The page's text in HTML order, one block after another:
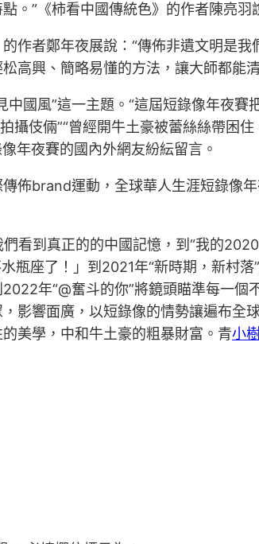
。”《柿看中國傳統色》的作者陳亮羽
作者鄭年夜展說：“傳佈非遺文明是
高興、簡略易懂的方法，讓大師都能
國風”這一主題。“這屆短錄像年夜賽
攝伎倆”“曾經開牛土豪被蕾絲絲帶
年夜賽的國內外網友紛紜留言。
佈brand運動，全球華人生涯短錄像
們看到真正的的中國記憶，到“我的
瓶座了！」到2021年“新時期，新村
年“@奮斗的你”將鏡頭瞄準每一個
影響面廣，以短錄像的情勢讓遍布
美學，中和牛土豪的粗暴財富。青小